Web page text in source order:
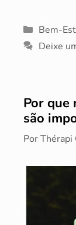
Bem-
Deixe
Por que
são
PorThérapi